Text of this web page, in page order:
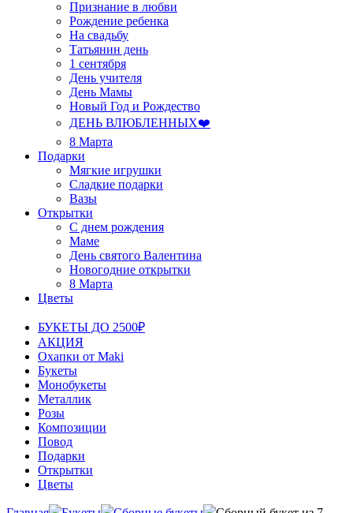
Признание в любви
Рождение ребенка
На свадьбу
Татьянин день
1 сентября
День учителя
День Мамы
Новый Год и Рождество
ДЕНЬ ВЛЮБЛЕННЫХ❤️
8 Марта
Подарки
Мягкие игрушки
Сладкие подарки
Вазы
Открытки
С днем рождения
Маме
День святого Валентина
Новогодние открытки
8 Марта
Цветы
БУКЕТЫ ДО 2500₽
АКЦИЯ
Охапки от Maki
Букеты
Монобукеты
Металлик
Розы
Композиции
Повод
Подарки
Открытки
Цветы